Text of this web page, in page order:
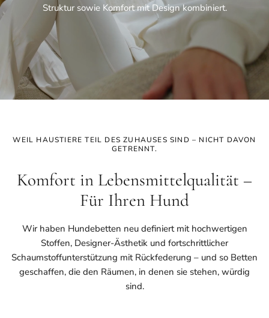
Struktur sowie Komfort mit Design kombiniert.
WEIL HAUSTIERE TEIL DES ZUHAUSES SIND – NICHT DAVON
GETRENNT.
Komfort in Lebensmittelqualität –
Für Ihren Hund
Wir haben Hundebetten neu definiert mit hochwertigen
Stoffen, Designer-Ästhetik und fortschrittlicher
Schaumstoffunterstützung mit Rückfederung – und so Betten
geschaffen, die den Räumen, in denen sie stehen, würdig
sind.